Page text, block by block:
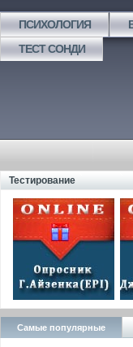
ПСИХОЛОГИЯ
ТЕСТ СОНДИ
Тестирование
Самые популярные